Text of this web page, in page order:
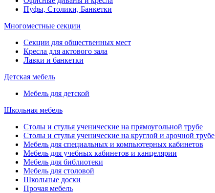
Пуфы, Столики, Банкетки
Многоместные секции
Секции для общественных мест
Кресла для актового зала
Лавки и банкетки
Детская мебель
Мебель для детской
Школьная мебель
Столы и стулья ученические на прямоугольной трубе
Столы и стулья ученические на круглой и арочной трубе
Мебель для специальных и компьютерных кабинетов
Мебель для учебных кабинетов и канцелярии
Мебель для библиотеки
Мебель для столовой
Школьные доски
Прочая мебель